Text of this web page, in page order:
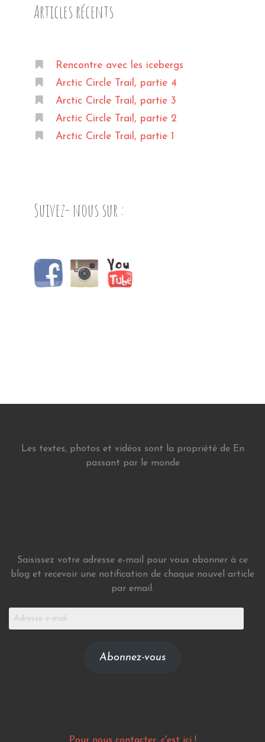
Articles récents
Rencontre avec les icebergs
Arctic Circle Trail, partie 4
Arctic Circle Trail, partie 3
Arctic Circle Trail, partie 2
Arctic Circle Trail, partie 1
Suivez- nous sur :
Les textes, photos et vidéos sont la propriété de En
passant par le monde
Saisissez votre adresse e-mail pour vous abonner à ce
blog et recevoir une notification de chaque nouvel article
par email.
Adresse
Abonnez-vous
Pour nous contacter, c'est ici !